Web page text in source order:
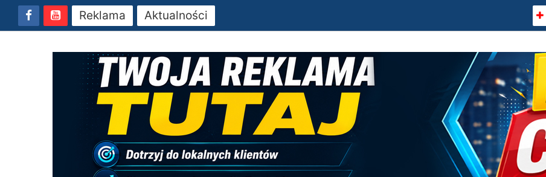
Reklama Aktualności